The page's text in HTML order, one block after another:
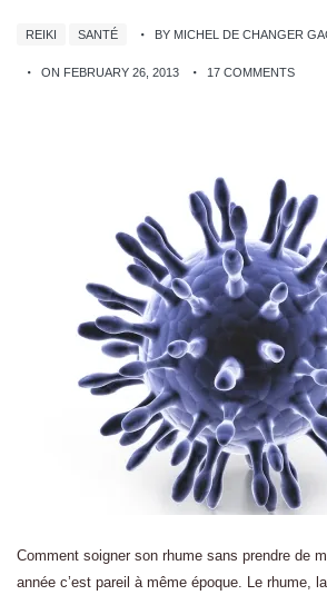
REIKI SANTÉ BY MICHEL DE CHANGER
ON FEBRUARY 26, 2013 17 COMMENTS
Comment soigner son rhume sans prendre de
année c’est pareil à même époque. Le rhume,